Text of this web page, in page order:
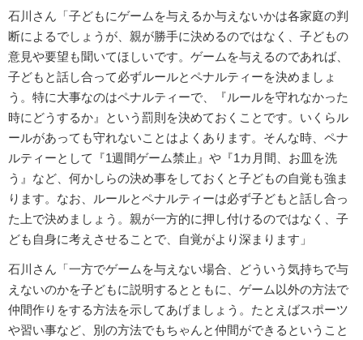
石川さん「子どもにゲームを与えるか与えないかは各家庭の判
断によるでしょうが、親が勝手に決めるのではなく、子どもの
意見や要望も聞いてほしいです。ゲームを与えるのであれば、
子どもと話し合って必ずルールとペナルティーを決めましょ
う。特に大事なのはペナルティーで、『ルールを守れなかった
時にどうするか』という罰則を決めておくことです。いくらル
ールがあっても守れないことはよくあります。そんな時、ペナ
ルティーとして『1週間ゲーム禁止』や『1カ月間、お皿を洗
う』など、何かしらの決め事をしておくと子どもの自覚も強ま
ります。なお、ルールとペナルティーは必ず子どもと話し合っ
た上で決めましょう。親が一方的に押し付けるのではなく、子
ども自身に考えさせることで、自覚がより深まります」
石川さん「一方でゲームを与えない場合、どういう気持ちで与
えないのかを子どもに説明するとともに、ゲーム以外の方法で
仲間作りをする方法を示してあげましょう。たとえばスポーツ
や習い事など、別の方法でもちゃんと仲間ができるということ